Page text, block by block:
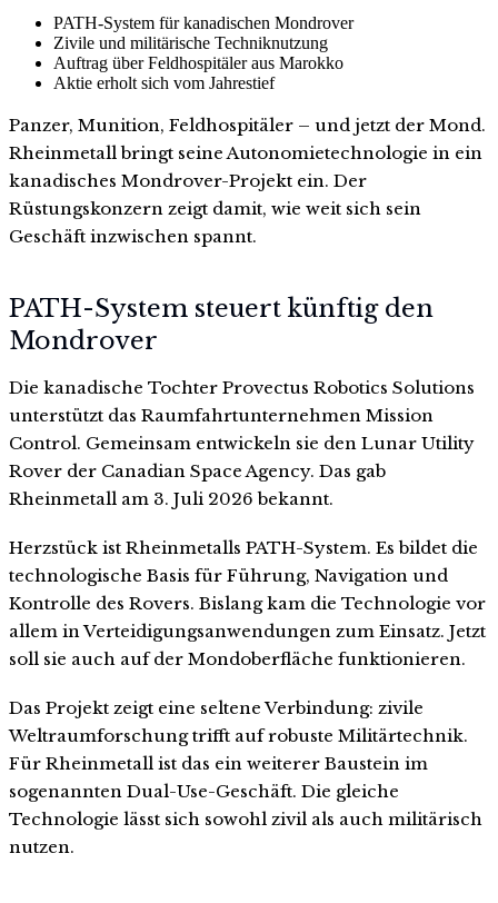
PATH-System für kanadischen Mondrover
Zivile und militärische Techniknutzung
Auftrag über Feldhospitäler aus Marokko
Aktie erholt sich vom Jahrestief
Panzer, Munition, Feldhospitäler – und jetzt der Mond.
Rheinmetall bringt seine Autonomietechnologie in ein
kanadisches Mondrover-Projekt ein. Der
Rüstungskonzern zeigt damit, wie weit sich sein
Geschäft inzwischen spannt.
PATH-System steuert künftig den
Mondrover
Die kanadische Tochter Provectus Robotics Solutions
unterstützt das Raumfahrtunternehmen Mission
Control. Gemeinsam entwickeln sie den Lunar Utility
Rover der Canadian Space Agency. Das gab
Rheinmetall am 3. Juli 2026 bekannt.
Herzstück ist Rheinmetalls PATH-System. Es bildet die
technologische Basis für Führung, Navigation und
Kontrolle des Rovers. Bislang kam die Technologie vor
allem in Verteidigungsanwendungen zum Einsatz. Jetzt
soll sie auch auf der Mondoberfläche funktionieren.
Das Projekt zeigt eine seltene Verbindung: zivile
Weltraumforschung trifft auf robuste Militärtechnik.
Für Rheinmetall ist das ein weiterer Baustein im
sogenannten Dual-Use-Geschäft. Die gleiche
Technologie lässt sich sowohl zivil als auch militärisch
nutzen.